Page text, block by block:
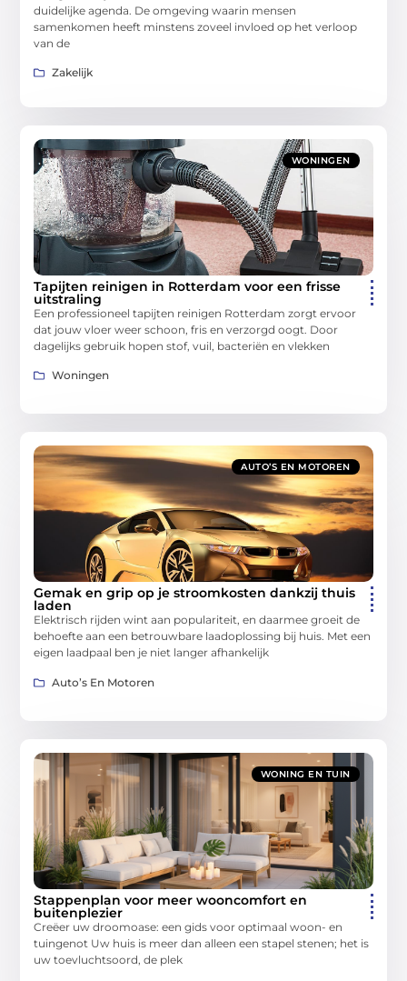
duidelijke agenda. De omgeving waarin mensen
samenkomen heeft minstens zoveel invloed op het verloop
van de
Zakelijk
WONINGEN
Tapijten reinigen in Rotterdam voor een frisse
uitstraling
Een professioneel tapijten reinigen Rotterdam zorgt ervoor
dat jouw vloer weer schoon, fris en verzorgd oogt. Door
dagelijks gebruik hopen stof, vuil, bacteriën en vlekken
Woningen
AUTO’S EN MOTOREN
Gemak en grip op je stroomkosten dankzij thuis
laden
Elektrisch rijden wint aan populariteit, en daarmee groeit de
behoefte aan een betrouwbare laadoplossing bij huis. Met een
eigen laadpaal ben je niet langer afhankelijk
Auto’s En Motoren
WONING EN TUIN
Stappenplan voor meer wooncomfort en
buitenplezier
Creëer uw droomoase: een gids voor optimaal woon- en
tuingenot Uw huis is meer dan alleen een stapel stenen; het is
uw toevluchtsoord, de plek